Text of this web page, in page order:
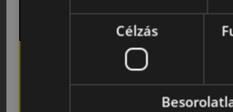
Biztonsági jellemzők
Kiszámítható fékteljesítmény és
Célzás